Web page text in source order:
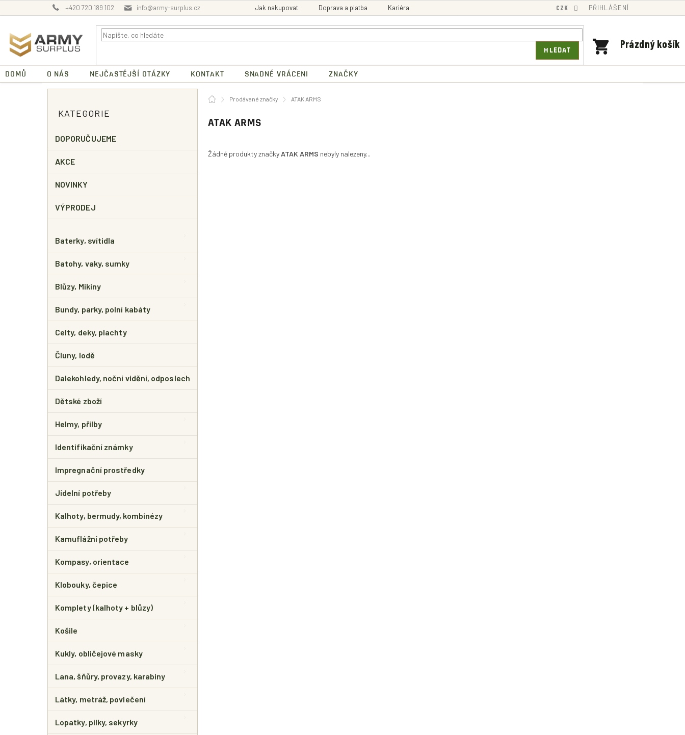
na
+420 720 189 102 info@army-surplus.cz Jak nakupovat Doprava a platba Kariéra CZK PŘIHLÁŠENÍ
HLEDAT
NÁKUPNÍ
Prázdný košík
DOMŮ O NÁS NEJČASTĚJŠÍ OTÁZKY KONTAKT SNADNÉ VRÁCENI ZNAČKY
A
N
P
N
kategorie
KATEGORIE
DOPORUČUJEME
AKCE
NOVINKY
VÝPRODEJ
Baterky, svítidla
Batohy, vaky, sumky
Blůzy, Mikiny
Bundy, parky, polní kabáty
Celty, deky, plachty
Čluny, lodě
Dalekohledy, noční vidění, odposlech
Dětské zboží
Helmy, přilby
Identifikační známky
Impregnační prostředky
Jídelní potřeby
Kalhoty, bermudy, kombinézy
Kamuflážní potřeby
Kompasy, orientace
Klobouky, čepice
Komplety (kalhoty + blůzy)
Košile
Kukly, obličejové masky
Lana, šňůry, provazy, karabiny
Látky, metráž, povlečení
Lopatky, pilky, sekyrky
DomůProdávané značky ATAK ARMS
ATAK ARMS
Žádné produkty značky ATAK ARMS nebyly nalezeny...